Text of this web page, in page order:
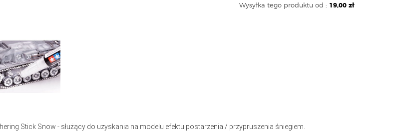
Wysyłka tego produktu od : 19,00 zł
Stick Snow - służący do uzyskania na modelu efektu postarzenia / przypruszenia śniegiem.